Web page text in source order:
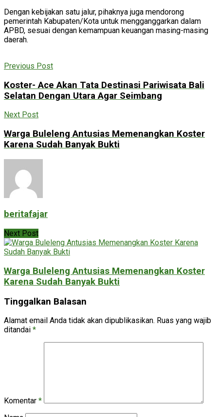
Dengan kebijakan satu jalur, pihaknya juga mendorong
pemerintah Kabupaten/Kota untuk mengganggarkan dalam
APBD, sesuai dengan kemampuan keuangan masing-masing
daerah.
Previous Post
Koster- Ace Akan Tata Destinasi Pariwisata Bali
Selatan Dengan Utara Agar Seimbang
Next Post
Warga Buleleng Antusias Memenangkan Koster
Karena Sudah Banyak Bukti
beritafajar
Next Post
Warga Buleleng Antusias Memenangkan Koster
Karena Sudah Banyak Bukti
Tinggalkan Balasan
Alamat email Anda tidak akan dipublikasikan. Ruas yang wajib
ditandai *
Komentar *